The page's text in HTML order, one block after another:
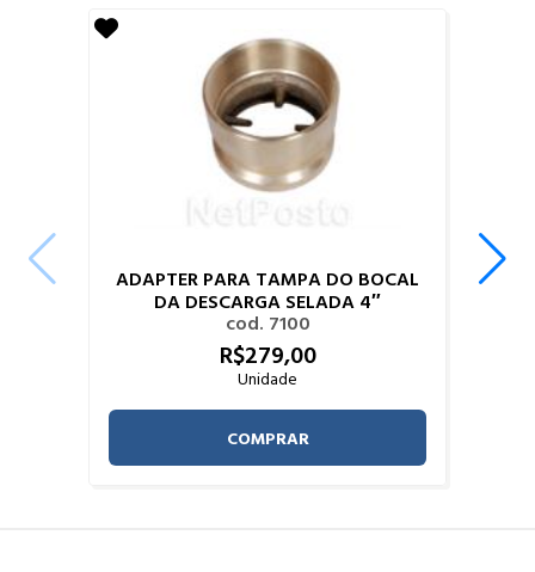
ADAPTER PARA TAMPA DO BOCAL
DA DESCARGA SELADA 4″
cod. 7100
R$279,00
Unidade
COMPRAR